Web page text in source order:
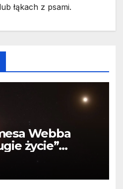
łąkach z psami.
Webba
życie”
wokół